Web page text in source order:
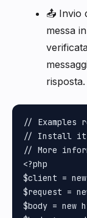
📤 Invio
messa
risposta.
// Examples
// Install it
// More
<?php
$client =
$request =
$body = new